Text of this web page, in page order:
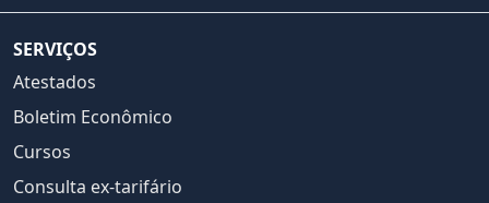
SERVIÇOS
Atestados
Boletim Econômico
Cursos
Consulta ex-tarifário